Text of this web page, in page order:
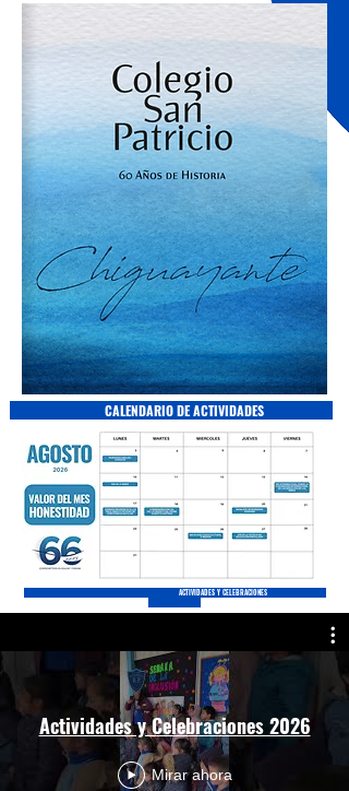
CALENDARIO DE ACTIVIDADES
ACTIVIDADES Y CELEBRACIONES
Actividades y Celebraciones 2026
Mirar ahora